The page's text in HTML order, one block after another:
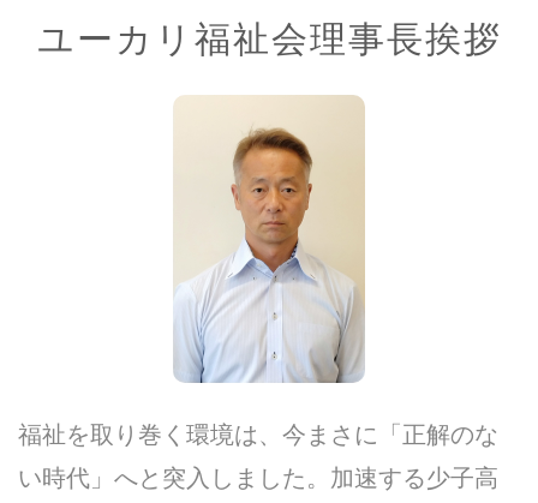
ユーカリ福祉会理事長挨拶
福祉を取り巻く環境は、今まさに「正解のな
い時代」へと突入しました。加速する少子高